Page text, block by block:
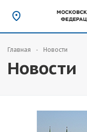
Главная Новости
Новости